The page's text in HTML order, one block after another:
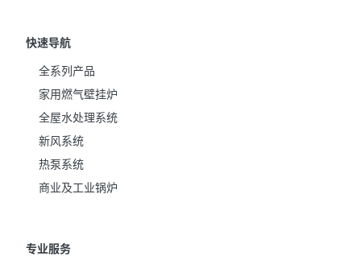
快速导航
全系列产品
家用燃气壁挂炉
全屋水处理系统
新风系统
热泵系统
商业及工业锅炉
专业服务